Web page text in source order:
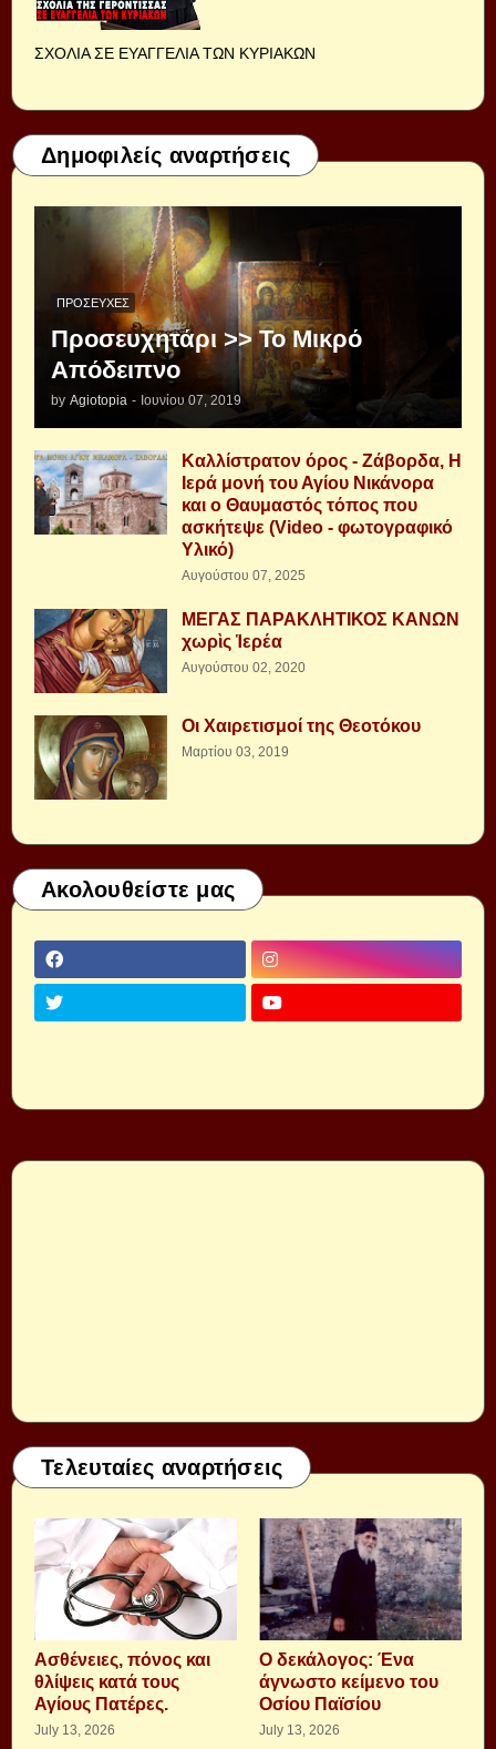
ΣΧΟΛΙΑ ΣΕ ΕΥΑΓΓΕΛΙΑ ΤΩΝ ΚΥΡΙΑΚΩΝ
Δημοφιλείς αναρτήσεις
ΠΡΟΣΕΥΧΈΣ
Προσευχητάρι >> Το Μικρό
Απόδειπνο
by Agiotopia - Ιουνίου 07, 2019
Καλλίστρατον όρος - Ζάβορδα, Η
Ιερά μονή του Αγίου Νικάνορα
και ο Θαυμαστός τόπος που
ασκήτεψε (Video - φωτογραφικό
Υλικό)
Αυγούστου 07, 2025
ΜΕΓΑΣ ΠΑΡΑΚΛΗΤΙΚΟΣ ΚΑΝΩΝ
χωρὶς Ἱερέα
Αυγούστου 02, 2020
Οι Χαιρετισμοί της Θεοτόκου
Μαρτίου 03, 2019
Ακολουθείστε μας
Τελευταίες αναρτήσεις
Aσθένειες, πόνος και
θλίψεις κατά τους
Αγίους Πατέρες.
July 13, 2026
Ο δεκάλογος: Ένα
άγνωστο κείμενο του
Οσίου Παϊσίου
July 13, 2026